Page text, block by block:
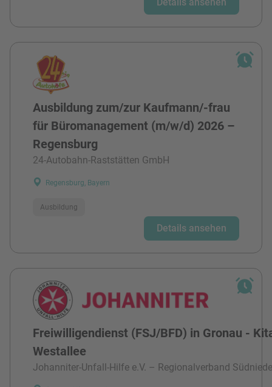
Ausbildung zum/zur Kaufmann/-frau
für Büromanagement (m/w/d) 2026 –
Regensburg
24-Autobahn-Raststätten GmbH
Regensburg, Bayern
Ausbildung
Details ansehen
Freiwilligendienst (FSJ/BFD) in Gronau -
Westallee
Johanniter-Unfall-Hilfe e.V. – Regionalverband